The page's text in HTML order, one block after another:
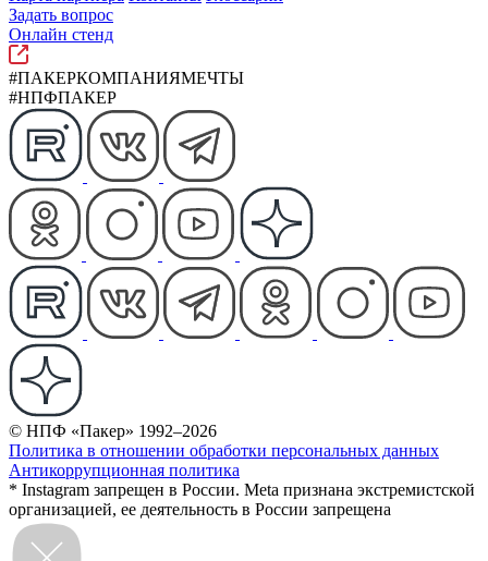
Задать вопрос
Онлайн стенд
#ПАКЕРКОМПАНИЯМЕЧТЫ
#НПФПАКЕР
© НПФ «Пакер» 1992–2026
Политика в отношении обработки персональных данных
Антикоррупционная политика
* Instagram запрещен в России. Meta признана экстремистской
организацией, ее деятельность в России запрещена